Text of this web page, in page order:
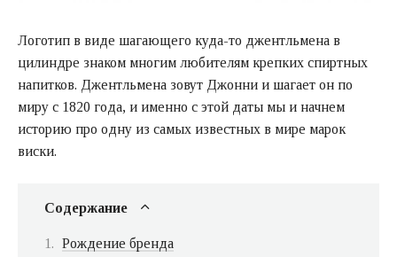
Логотип в виде шагающего куда-то джентльмена в
цилиндре знаком многим любителям крепких спиртных
напитков. Джентльмена зовут Джонни и шагает он по
миру с 1820 года, и именно с этой даты мы и начнем
историю про одну из самых известных в мире марок
виски.
Содержание
Рождение бренда